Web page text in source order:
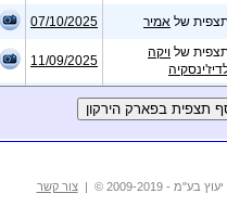
מינים
לדף מקומות
07/10/2025
שלאמיר
11/09/2025
שלויקה
27/08/2025
שלויקה
21/08/2025
שלסילבי ברוך
- 2009-2019 © | צור קשר